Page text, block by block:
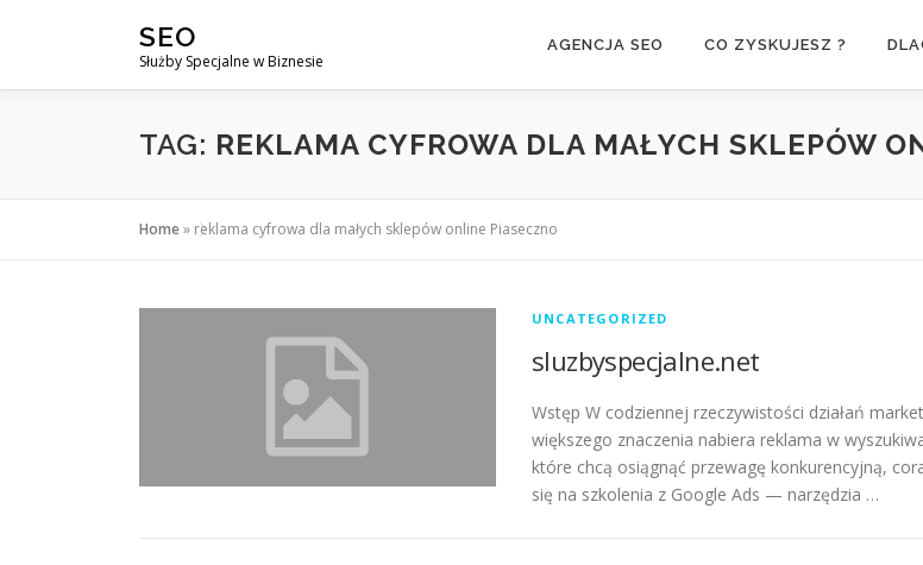
SEO
Służby Specjalne w Biznesie
AGENCJA SEO CO ZYSKUJESZ ?
TAG: REKLAMA CYFROWA DLA MAŁYCH SKLEPÓW
Home» reklama cyfrowa dla małych sklepów online Piaseczno
UNCATEGORIZED
sluzbyspecjalne.net
Wstęp W codziennej rzeczywistości działań
większego znaczenia nabiera reklama w
które chcą osiągnąć przewagę konkurencyjną,
się na szkolenia z Google Ads — narzędzia …